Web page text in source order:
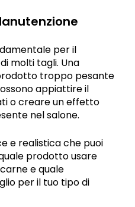
per il
molti tagli. Una
troppo pesante
appiattire il
o creare un effetto
nel salone.
e realistica che puoi
prodotto usare
e quale
per il tuo tipo di